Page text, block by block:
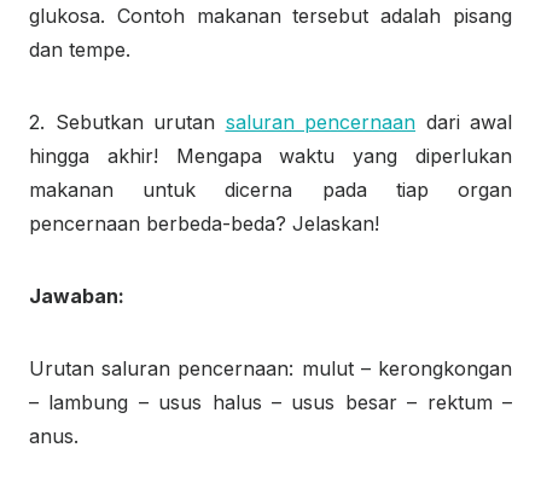
glukosa. Contoh makanan tersebut adalah pisang
dan tempe.
2. Sebutkan urutan saluran pencernaan dari awal
hingga akhir! Mengapa waktu yang diperlukan
makanan untuk dicerna pada tiap organ
pencernaan berbeda-beda? Jelaskan!
Jawaban:
Urutan saluran pencernaan: mulut – kerongkongan
– lambung – usus halus – usus besar – rektum –
anus.